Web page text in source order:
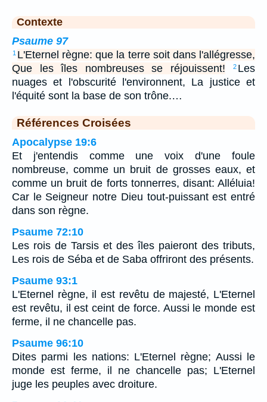
Contexte
Psaume 97
1 L'Eternel règne: que la terre soit dans l'allégresse,
Que les îles nombreuses se réjouissent!
2 Les
nuages et l'obscurité l'environnent, La justice et
l'équité sont la base de son trône.…
Références Croisées
Apocalypse 19:6
Et j'entendis comme une voix d'une foule
nombreuse, comme un bruit de grosses eaux, et
comme un bruit de forts tonnerres, disant: Alléluia!
Car le Seigneur notre Dieu tout-puissant est entré
dans son règne.
Psaume 72:10
Les rois de Tarsis et des îles paieront des tributs,
Les rois de Séba et de Saba offriront des présents.
Psaume 93:1
L'Eternel règne, il est revêtu de majesté, L'Eternel
est revêtu, il est ceint de force. Aussi le monde est
ferme, il ne chancelle pas.
Psaume 96:10
Dites parmi les nations: L'Eternel règne; Aussi le
monde est ferme, il ne chancelle pas; L'Eternel
juge les peuples avec droiture.